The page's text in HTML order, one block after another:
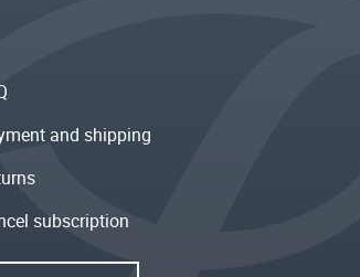
and shipping
subscription